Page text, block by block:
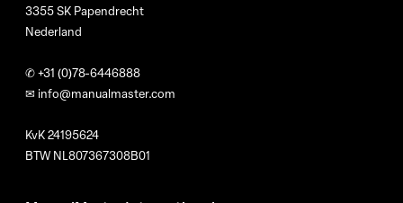
3355 SK Papendrecht
Nederland
✆+31 (0)78-6446888
✉ info@manualmaster.com
KvK 24195624
BTW NL807367308B01